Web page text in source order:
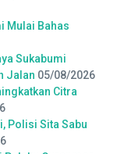
Mulai Bahas
Sukabumi
Jalan 05/08/2026
Citra
Polisi Sita Sabu